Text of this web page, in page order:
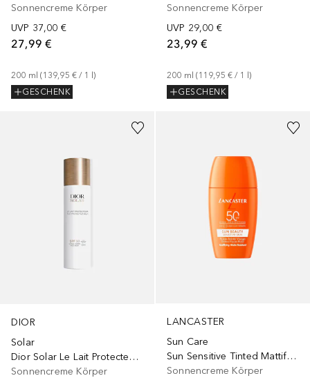
Sonnencreme Körper
UVP 37,00 €
27,99 €
200 ml (139,95 € / 1 l)
GESCHENK
Sonnencreme Körper
UVP 29,00 €
23,99 €
200 ml (119,95 € / 1 l)
GESCHENK
DIOR
Solar
Dior Solar Le Lait Protecteur Visage et Corps SPF 30
Sonnencreme Körper
LANCASTER
Sun Care
Sun Sensitive Tinted Mattifying Fluid SPF 50
Sonnencreme Körper